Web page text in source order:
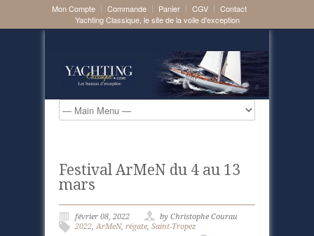
Mon Compte Commande Panier CGV
Contact
Yachting Classique, le site de la voile d'exception
Festival ArMeN du 4 au 13
mars
février 08, 2022
by Christophe Courau
2022,ArMeN, régate, Saint-Tropez